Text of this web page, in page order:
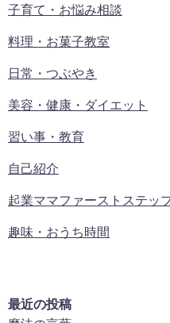
子育て・お悩み相談
料理・お菓子教室
日常・つぶやき
美容・健康・ダイエット
習い事・教育
自己紹介
起業ママファーストステッ
趣味・おうち時間
最近の投稿